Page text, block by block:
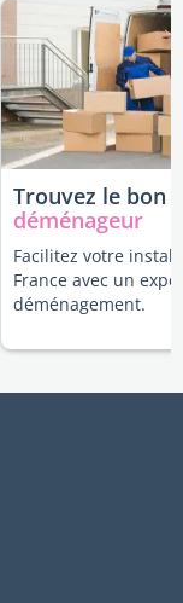
Trouvez le bon
déménageur
Facilitez votre
France avec un
déménagement.